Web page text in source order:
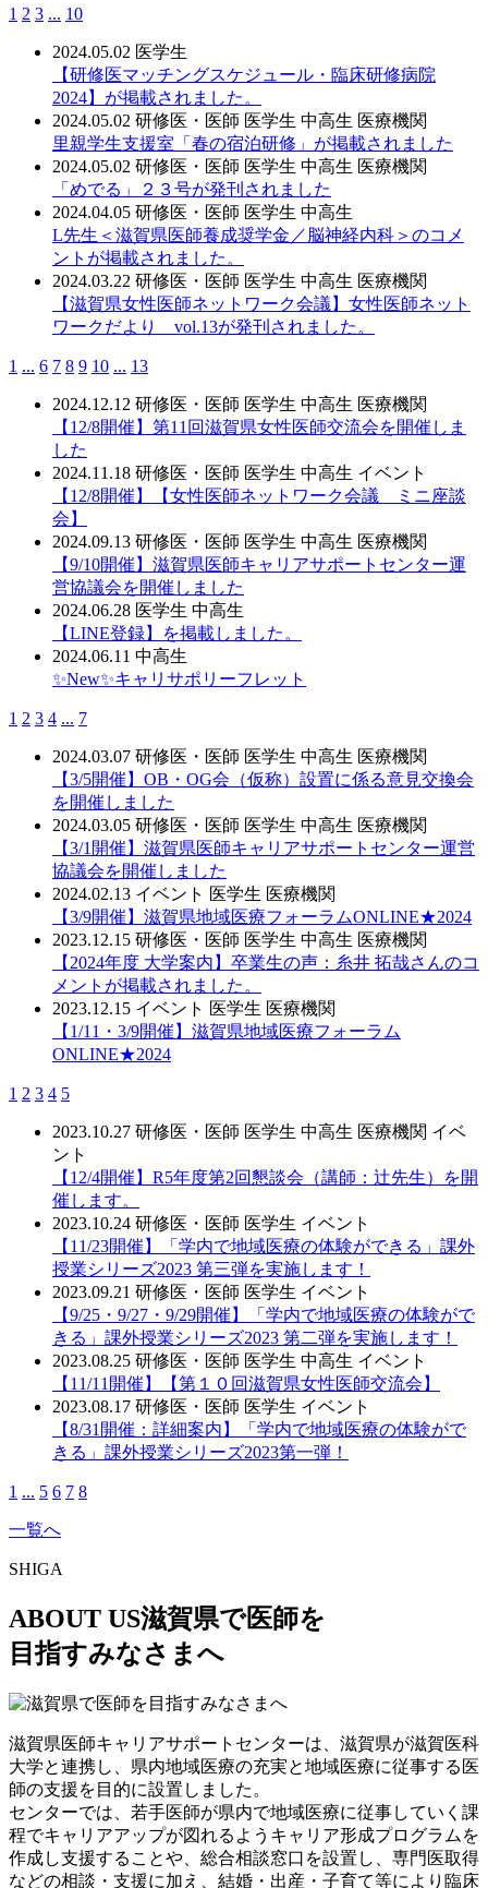
1 2 3 ... 10
2024.05.02 医学生
【研修医マッチングスケジュール・臨床研修病院
2024】が掲載されました。
2024.05.02 研修医・医師 医学生 中高生 医療機関
里親学生支援室「春の宿泊研修」が掲載されました
2024.05.02 研修医・医師 医学生 中高生 医療機関
「めでる」２３号が発刊されました
2024.04.05 研修医・医師 医学生 中高生
L先生＜滋賀県医師養成奨学金／脳神経内科＞のコメ
ントが掲載されました。
2024.03.22 研修医・医師 医学生 中高生 医療機関
【滋賀県女性医師ネットワーク会議】女性医師ネット
ワークだより vol.13が発刊されました。
1 ... 6 7 8 9 10 ... 13
2024.12.12 研修医・医師 医学生 中高生 医療機関
【12/8開催】第11回滋賀県女性医師交流会を開催しま
した
2024.11.18 研修医・医師 医学生 中高生 イベント
【12/8開催】【女性医師ネットワーク会議 ミニ座談
会】
2024.09.13 研修医・医師 医学生 中高生 医療機関
【9/10開催】滋賀県医師キャリアサポートセンター運
営協議会を開催しました
2024.06.28 医学生 中高生
【LINE登録】を掲載しました。
2024.06.11 中高生
✨New✨キャリサポリーフレット
1 2 3 4 ... 7
2024.03.07 研修医・医師 医学生 中高生 医療機関
【3/5開催】OB・OG会（仮称）設置に係る意見交換会
を開催しました
2024.03.05 研修医・医師 医学生 中高生 医療機関
【3/1開催】滋賀県医師キャリアサポートセンター運営
協議会を開催しました
2024.02.13 イベント 医学生 医療機関
【3/9開催】滋賀県地域医療フォーラムONLINE★2024
2023.12.15 研修医・医師 医学生 中高生 医療機関
【2024年度 大学案内】卒業生の声：糸井 拓哉さんのコ
メントが掲載されました。
2023.12.15 イベント 医学生 医療機関
【1/11・3/9開催】滋賀県地域医療フォーラム
ONLINE★2024
1 2 3 4 5
2023.10.27 研修医・医師 医学生 中高生 医療機関 イベ
ント
【12/4開催】R5年度第2回懇談会（講師：辻先生）を開
催します。
2023.10.24 研修医・医師 医学生 イベント
【11/23開催】「学内で地域医療の体験ができる」課外
授業シリーズ2023 第三弾を実施します！
2023.09.21 研修医・医師 医学生 イベント
【9/25・9/27・9/29開催】「学内で地域医療の体験がで
きる」課外授業シリーズ2023 第二弾を実施します！
2023.08.25 研修医・医師 医学生 中高生 イベント
【11/11開催】【第１０回滋賀県女性医師交流会】
2023.08.17 研修医・医師 医学生 イベント
【8/31開催：詳細案内】「学内で地域医療の体験がで
きる」課外授業シリーズ2023第一弾！
1 ... 5 6 7 8
一覧へ
SHIGA
ABOUT US滋賀県で医師を
目指すみなさまへ
滋賀県医師キャリアサポートセンターは、滋賀県が滋賀医科
大学と連携し、県内地域医療の充実と地域医療に従事する医
師の支援を目的に設置しました。
センターでは、若手医師が県内で地域医療に従事していく課
程でキャリアアップが図れるようキャリア形成プログラムを
作成し支援することや、総合相談窓口を設置し、専門医取得
などの相談・支援に加え、結婚・出産・子育て等により臨床